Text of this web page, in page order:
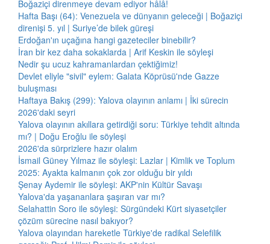
Boğaziçi direnmeye devam ediyor hâlâ!
Hafta Başı (64): Venezuela ve dünyanın geleceği | Boğaziçi
direnişi 5. yıl | Suriye’de bilek güreşi
Erdoğan'ın uçağına hangi gazeteciler binebilir?
İran bir kez daha sokaklarda | Arif Keskin ile söyleşi
Nedir şu ucuz kahramanlardan çektiğimiz!
Devlet eliyle "sivil" eylem: Galata Köprüsü'nde Gazze
buluşması
Haftaya Bakış (299): Yalova olayının anlamı | İki sürecin
2026'daki seyri
Yalova olayının akıllara getirdiği soru: Türkiye tehdit altında
mı? | Doğu Eroğlu ile söyleşi
2026'da sürprizlere hazır olalım
İsmail Güney Yılmaz ile söyleşi: Lazlar | Kimlik ve Toplum
2025: Ayakta kalmanın çok zor olduğu bir yıldı
Şenay Aydemir ile söyleşi: AKP'nin Kültür Savaşı
Yalova'da yaşananlara şaşıran var mı?
Selahattin Soro ile söyleşi: Sürgündeki Kürt siyasetçiler
çözüm sürecine nasıl bakıyor?
Yalova olayından hareketle Türkiye'de radikal Selefilik